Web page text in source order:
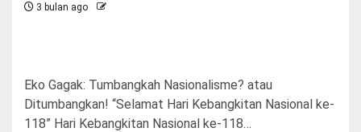
3 bulan ago
Eko Gagak: Tumbangkah Nasionalisme? atau
Ditumbangkan! “Selamat Hari Kebangkitan Nasional ke-
118” Hari Kebangkitan Nasional ke-118…